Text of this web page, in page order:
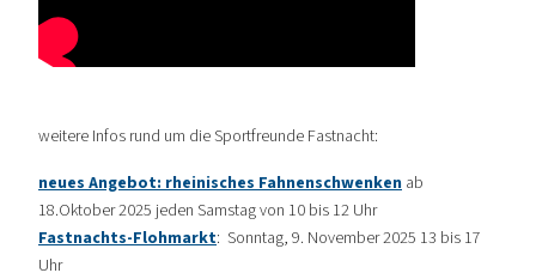
weitere Infos rund um die Sportfreunde Fastnacht:
neues Angebot: rheinisches Fahnenschwenken ab
18.Oktober 2025 jeden Samstag von 10 bis 12 Uhr
Fastnachts-Flohmarkt: Sonntag, 9. November 2025 13 bis 17
Uhr